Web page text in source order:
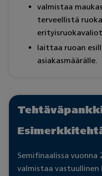
valmistaa
terveellistä
erityisruokavaliot
laittaa ruoan
asiakasmäärälle.
Semifinaalissa
valmistaa